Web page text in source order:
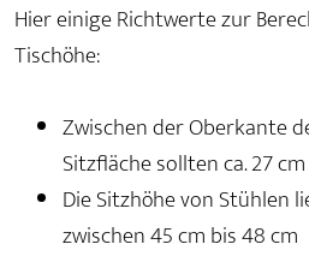
Hier einige Richtwerte zur
Tischöhe:
Zwischen der Oberkante
Sitzfläche sollten ca. 27
Die Sitzhöhe von Stühlen
zwischen 45 cm bis 48 cm